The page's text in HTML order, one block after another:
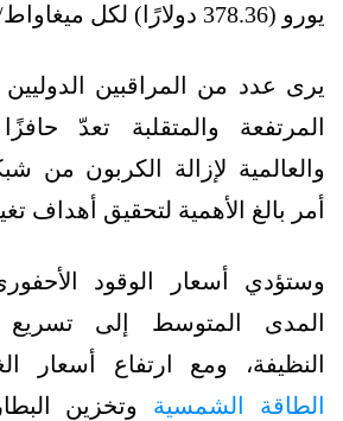
يورو (378.36 دولارًا) لكل ميغاواط/ساعة.
يرى عدد من المراقبين
المرتفعة والمتقلبة تعدّ
والعالمية لإزالة الكربون من
أمر بالغ الأهمية لتحقيق أهداف
وستؤدي أسعار الوقود
المدى المتوسط إلى تسريع
النظيفة، ومع ارتفاع أسعار
الطاقة الشمسية وتخزين